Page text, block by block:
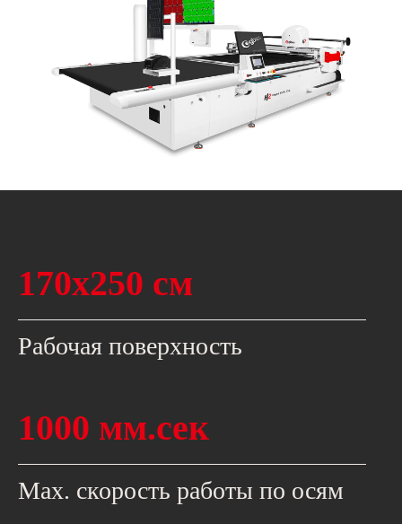
170х250 см
Рабочая поверхность
1000 мм.сек
Мах. скорость работы по осям